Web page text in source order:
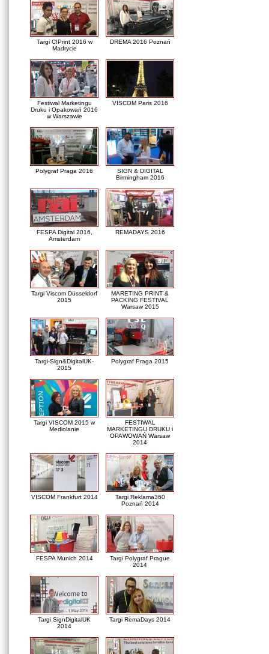
Targi C!Print 2016 w
Madrycie
DREMA 2016 Poznań
Festiwal Marketingu
Druku i Opakowań 2016
w Warszawie
VISCOM Paris 2016
Polygraf Praga 2016
SIGN & DIGITAL
Birmingham 2016
FESPA Digital 2016,
Amsterdam
REMADAYS 2016
Targi Viscom Düsseldorf
2015
MARETING PRINT &
PACKING FESTIVAL
Warsaw 2015
Targi-Sign&DigitalUK-
2015
Polygraf Praga 2015
Targi VISCOM 2015 w
Mediolanie
FESTIWAL
MARKETINGU DRUKU i
OPAWOWAŃ Warsaw
2014
VISCOM Frankfurt 2014
Targi Reklama360
Poznań 2014
FESPA Munich 2014
Targi Polygraf Prague
2014
Targi SignDigitalUK
2014
Targi RemaDays 2014